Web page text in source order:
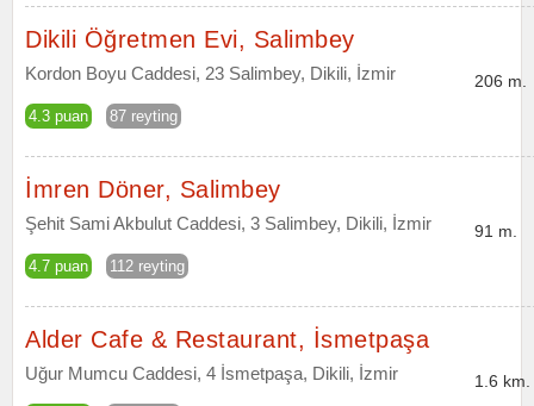
Dikili Öğretmen Evi, Salimbey
Kordon Boyu Caddesi, 23 Salimbey, Dikili, İzmir
4.3 puan 87 reyting
206 m.
İmren Döner, Salimbey
Şehit Sami Akbulut Caddesi, 3 Salimbey, Dikili, İzmir
4.7 puan 112 reyting
91 m.
Alder Cafe & Restaurant, İsmetpaşa
Uğur Mumcu Caddesi, 4 İsmetpaşa, Dikili, İzmir 1.6 km.